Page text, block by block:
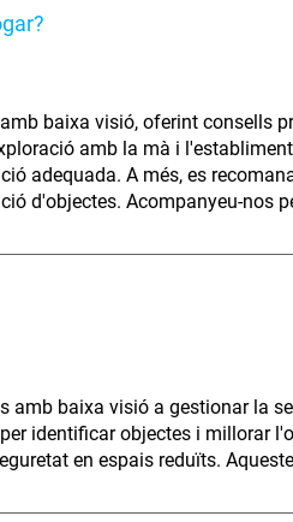
baixa visió, oferint consells
amb la mà i
adequada. A més, es
d'objectes. Acompanyeu-nos
amb baixa visió a gestionar la
identificar objectes i millorar
en espais reduïts.